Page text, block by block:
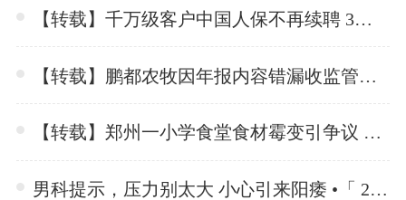
【转载】千万级客户中国人保不再续聘 3月至今十余家A股公司与普华永道解聘 •「 2024-06-03 」
【转载】鹏都农牧因年报内容错漏收监管函 此前收到深交所问询函 •「 2024-06-03 」
【转载】郑州一小学食堂食材霉变引争议 教育局：正调查处理 •「 2024-06-03 」
男科提示，压力别太大 小心引来阳痿 •「 2024-05-31 」